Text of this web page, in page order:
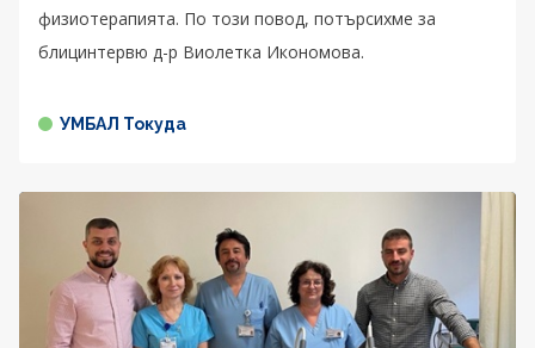
физиотерапията. По този повод, потърсихме за
блицинтервю д-р Виолетка Икономова.
УМБАЛ Токуда